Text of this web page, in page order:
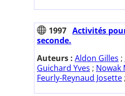
1997 Activités
seconde.
Auteurs : Aldon Gilles ;
Guichard Yves ; Nowak
Feurly-Reynaud Josette ;